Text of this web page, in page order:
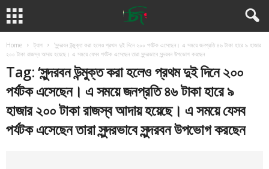
Home ট্যাগ
‘সুন্দরবন উন্মুক্ত করা হলেও প্রথম দুই দিনে ২০০ পর্যটক এসেছেন। এ সময়ে জনপ্রতি ৪৬ টাকা হারে ৯ হাজার
২০০ টাকা রাজস্ব আদায় হয়েছে। এ সময়ে যেসব পর্যটক এসেছেন তারা সুন্দরভাবে সুন্দরবন উপভোগ করছেন
Tag: ‘সুন্দরবন উন্মুক্ত করা হলেও প্রথম দুই দিনে ২০০
পর্যটক এসেছেন। এ সময়ে জনপ্রতি ৪৬ টাকা হারে ৯
হাজার ২০০ টাকা রাজস্ব আদায় হয়েছে। এ সময়ে যেসব
পর্যটক এসেছেন তারা সুন্দরভাবে সুন্দরবন উপভোগ করছেন